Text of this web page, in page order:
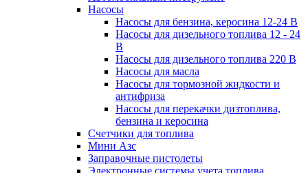
Насосы
Насосы для бензина, керосина 12-24 В
Насосы для дизельного топлива 12 - 24
В
Насосы для дизельного топлива 220 В
Насосы для масла
Насосы для тормозной жидкости и
антифриза
Насосы для перекачки дизтоплива,
бензина и керосина
Счетчики для топлива
Мини Азс
Заправочные пистолеты
Электронные системы учета топлива